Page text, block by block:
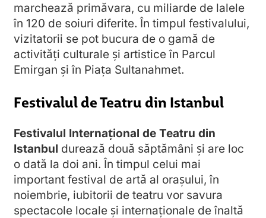
marchează primăvara, cu miliarde de lalele
în 120 de soiuri diferite. În timpul festivalului,
vizitatorii se pot bucura de o gamă de
activități culturale și artistice în Parcul
Emirgan și în Piața Sultanahmet.
Festivalul de Teatru din Istanbul
Festivalul Internațional de Teatru din
Istanbul durează două săptămâni și are loc
o dată la doi ani. În timpul celui mai
important festival de artă al orașului, în
noiembrie, iubitorii de teatru vor savura
spectacole locale și internaționale de înaltă